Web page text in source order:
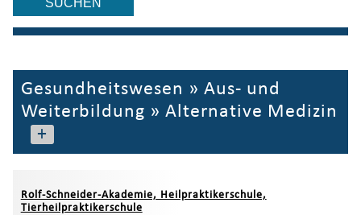
Gesundheitswesen » Aus- und
Weiterbildung » Alternative Medizin
+
Rolf-Schneider-Akademie, Heilpraktikerschule,
Tierheilpraktikerschule